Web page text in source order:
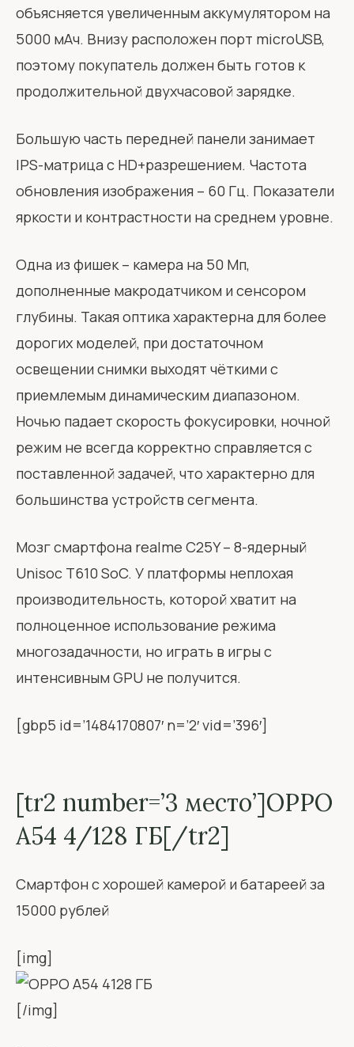
объясняется увеличенным аккумулятором на
5000 мАч. Внизу расположен порт microUSB,
поэтому покупатель должен быть готов к
продолжительной двухчасовой зарядке.
Большую часть передней панели занимает
IPS-матрица с HD+разрешением. Частота
обновления изображения – 60 Гц. Показатели
яркости и контрастности на среднем уровне.
Одна из фишек – камера на 50 Мп,
дополненные макродатчиком и сенсором
глубины. Такая оптика характерна для более
дорогих моделей, при достаточном
освещении снимки выходят чёткими с
приемлемым динамическим диапазоном.
Ночью падает скорость фокусировки, ночной
режим не всегда корректно справляется с
поставленной задачей, что характерно для
большинства устройств сегмента.
Мозг смартфона realme C25Y – 8-ядерный
Unisoc T610 SoC. У платформы неплохая
производительность, которой хватит на
полноценное использование режима
многозадачности, но играть в игры с
интенсивным GPU не получится.
[gbp5 id=’1484170807′ n=’2′ vid=’396′]
[tr2 number=’3 место’]OPPO
A54 4/128 ГБ[/tr2]
Смартфон с хорошей камерой и батареей за
15000 рублей
[img]
[/img]